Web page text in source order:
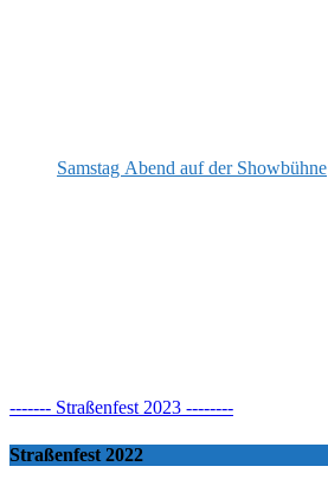
Samstag Abend auf der Showbühne
------- Straßenfest 2023 --------
Straßenfest 2022